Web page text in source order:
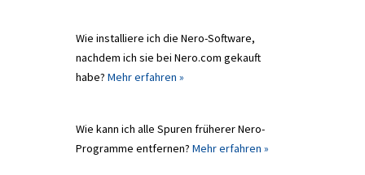
Wie installiere ich die Nero-Software,
nachdem ich sie bei Nero.com gekauft
habe? Mehr erfahren »
Wie kann ich alle Spuren früherer Nero-
Programme entfernen? Mehr erfahren »